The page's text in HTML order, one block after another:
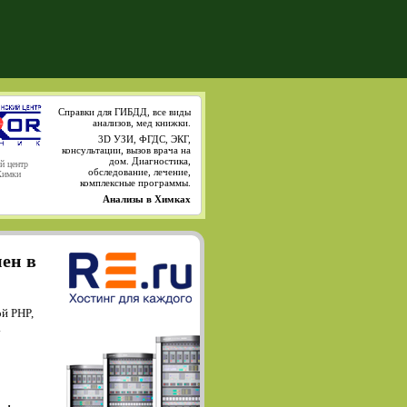
центр
Справки для ГИБДД, все виды
анализов, мед книжки.
3D УЗИ, ФГДС, ЭКГ,
консультации, вызов врача на
дом. Диагностика,
обследование, лечение,
комплексные программы.
Анализы в Химках
в
PHP,